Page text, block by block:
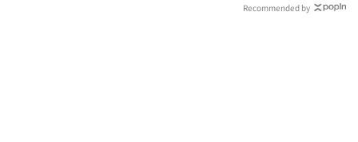
Recommended by